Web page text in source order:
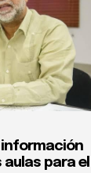
información
aulas para el